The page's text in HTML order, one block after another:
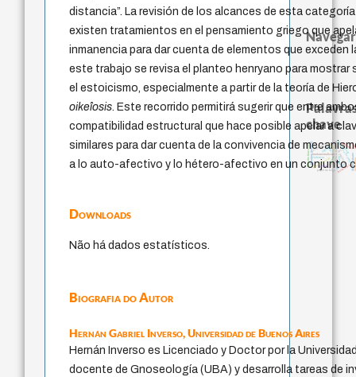
distancia”. La revisión de los alcances de esta
existen tratamientos en el pensamiento griego que
inmanencia para dar cuenta de elementos que exceden
este trabajo se revisa el planteo henryano para
el estoicismo, especialmente a partir de la teoría de
oikeîosis. Este recorrido permitirá sugerir que entre
compatibilidad estructural que hace posible apelar a
similares para dar cuenta de la convivencia de
a lo auto-afectivo y lo hétero-afectivo en un conjunto
Downloads
Não há dados estatísticos.
Biografia do Autor
Hernán Gabriel Inverso,Universidad de Buenos Aires
Hernán Inverso es Licenciado y Doctor por la
docente de Gnoseología (UBA) y desarrolla tareas de
Navegar
chave
fundamentalismo
jacobi
protágoras
experiência temporalmetafísica do tempo
género
idade
intolerância
homem-medidaj.c.m. neto
palavra
literatura (poética)
perdónleyes
violencia
guayaquil
logos
direito romano
lei
acquaintance
filosofia francesa desejo
papel da lei